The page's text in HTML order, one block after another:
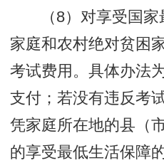
（8）对享受国
家庭和农村绝对贫困
考试费用。具体办法
支付；若没有违反考
凭家庭所在地的县（
的享受最低生活保障